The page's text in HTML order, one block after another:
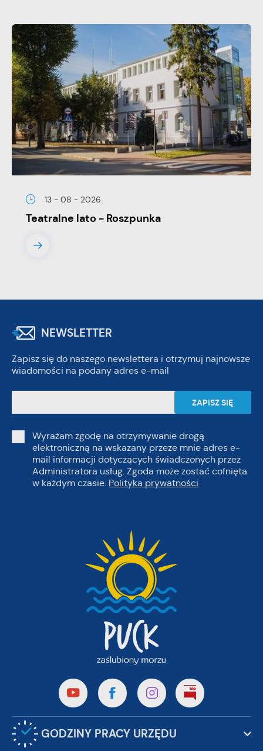
13 - 08 - 2026
Teatralne lato - Roszpunka
NEWSLETTER
Zapisz się do naszego newslettera i otrzymuj najnowsze
wiadomości na podany adres e-mail
Wyrażam zgodę na otrzymywanie drogą
elektroniczną na wskazany przeze mnie adres e-
mail informacji dotyczących świadczonych przez
Administratora usług. Zgoda może zostać cofnięta
w każdym czasie. Polityka prywatności
GODZINY PRACY URZĘDU